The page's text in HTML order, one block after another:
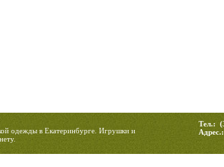
одежды в Екатеринбурге. Игрушки и
Тел.: